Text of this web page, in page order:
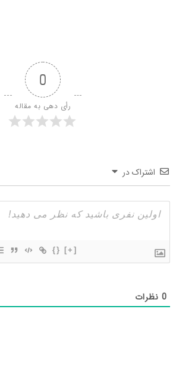
0
رأی دهی به مقاله
اشتراک در
{} [+]
0نظرات